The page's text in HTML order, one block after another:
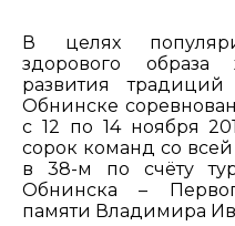
В целях
здорового
развития
Обнинске
с 12 по 14 ноября
сорок команд со
в 38-м по счёту
Обнинска –
памяти Владимира